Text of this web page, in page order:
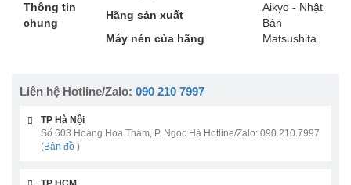
Thông tin
chung
Hãng sản xuất
Aikyo - Nhật
Bản
Máy nén của hãng
Matsushita
Liên hệ Hotline/Zalo: 090 210 7997
TP Hà Nội
Số 603 Hoàng Hoa Thám, P. Ngọc Hà Hotline/Zalo: 090.210.7997
(Bản đồ )